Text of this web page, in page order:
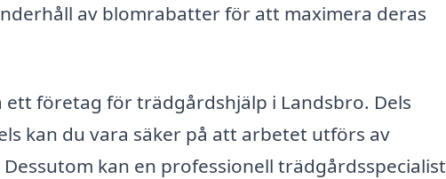
av blomrabatter för att maximera deras
företag för trädgårdshjälp i Landsbro. Dels
kan du vara säker på att arbetet utförs av
kan en professionell trädgårdsspecialist